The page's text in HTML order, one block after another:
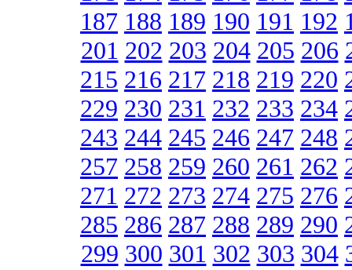
187 188 189 190 191 192
201 202 203 204 205 206
215 216 217 218 219 220
229 230 231 232 233 234
243 244 245 246 247 248
257 258 259 260 261 262
271 272 273 274 275 276
285 286 287 288 289 290
299 300 301 302 303 304